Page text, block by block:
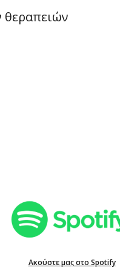
Skip to main content
θεραπειών
Ακούστε μας στο Spotify